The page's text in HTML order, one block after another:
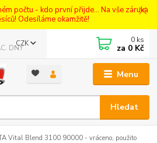
počtu - kdo první přijde... Na vše záruka
Odesíláme okamžitě!
Menu
CZK
Hledat
DNY
0 ks
za 0 Kč
Vital Blend 3100 90000 - vráceno, použito